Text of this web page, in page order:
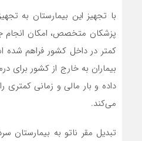
با تجهیز این بیمارستان به
پزشکان متخصص، امکان انجام
کمتر در داخل کشور فراهم شده
بیماران به خارج از کشور
داده و بار مالی و زمانی کمتری
می‌کند.
تبدیل مقر ناتو به بیمارستان